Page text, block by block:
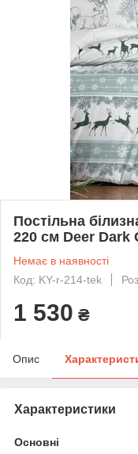
Постільна
220 см Deer Dark
Немає в наявності
Код: KY-r-214-tek
1 530 ₴
Опис
Характеристики
Основні